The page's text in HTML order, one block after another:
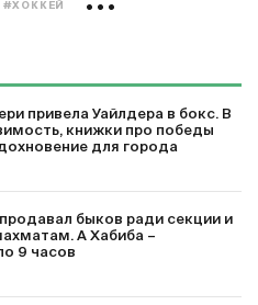
#ХОККЕЙ
привела Уайлдера в бокс. В
книжки про победы
для города
быков ради секции и
А Хабиба –
9 часов